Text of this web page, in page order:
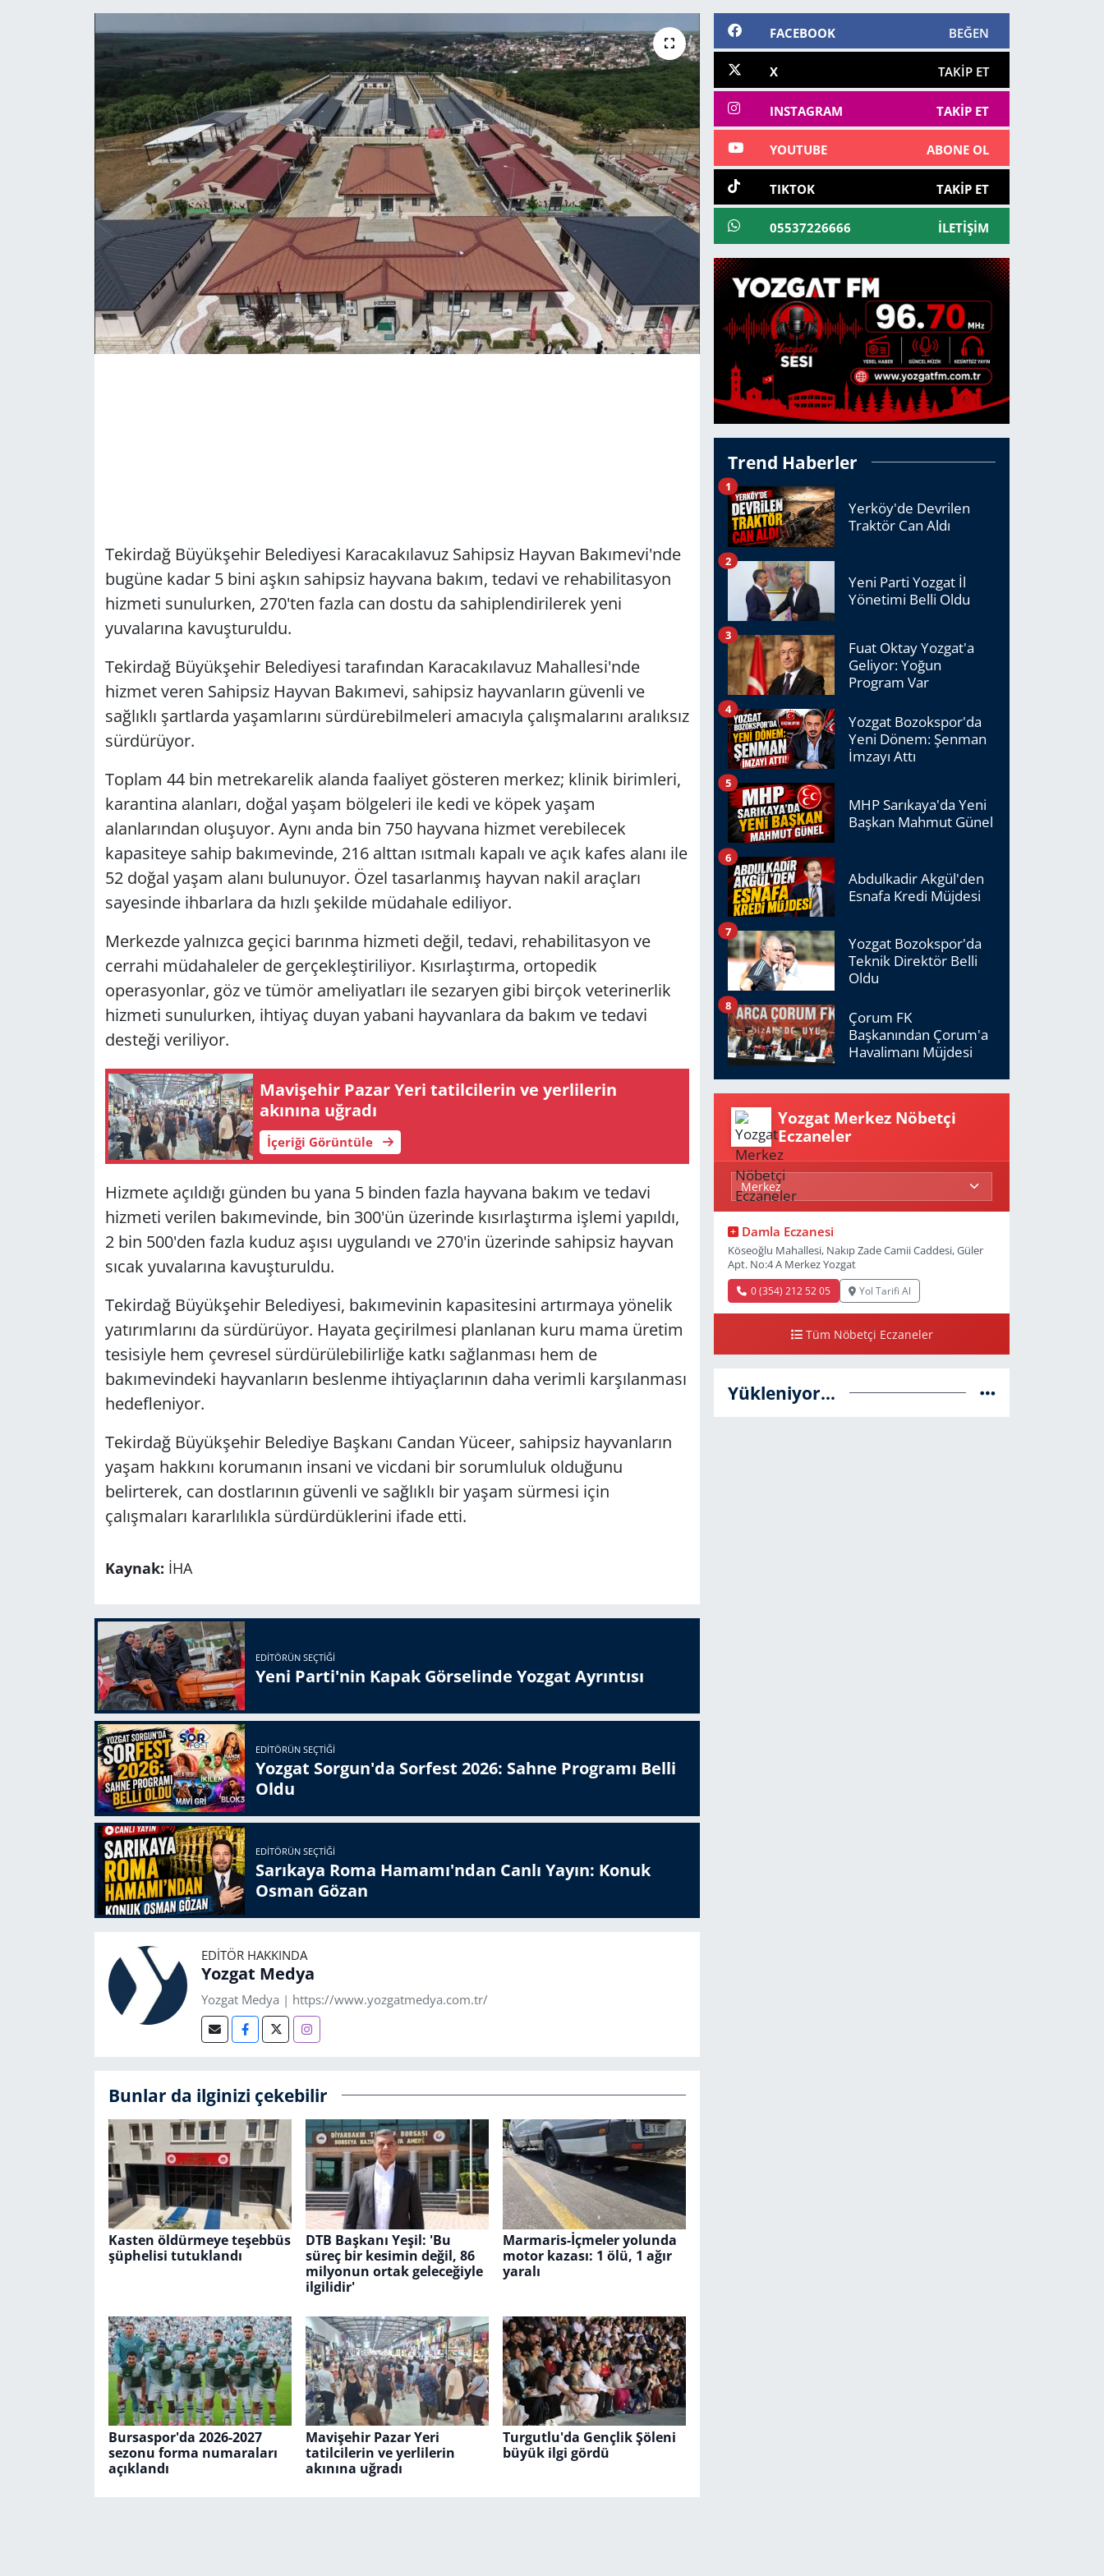
Tekirdağ Büyükşehir Belediyesi Karacakılavuz Sahipsiz Hayvan Bakımevi'nde
bugüne kadar 5 bini aşkın sahipsiz hayvana bakım, tedavi ve rehabilitasyon
hizmeti sunulurken, 270'ten fazla can dostu da sahiplendirilerek yeni
yuvalarına kavuşturuldu.
Tekirdağ Büyükşehir Belediyesi tarafından Karacakılavuz Mahallesi'nde
hizmet veren Sahipsiz Hayvan Bakımevi, sahipsiz hayvanların güvenli ve
sağlıklı şartlarda yaşamlarını sürdürebilmeleri amacıyla çalışmalarını aralıksız
sürdürüyor.
Toplam 44 bin metrekarelik alanda faaliyet gösteren merkez; klinik birimleri,
karantina alanları, doğal yaşam bölgeleri ile kedi ve köpek yaşam
alanlarından oluşuyor. Aynı anda bin 750 hayvana hizmet verebilecek
kapasiteye sahip bakımevinde, 216 alttan ısıtmalı kapalı ve açık kafes alanı ile
52 doğal yaşam alanı bulunuyor. Özel tasarlanmış hayvan nakil araçları
sayesinde ihbarlara da hızlı şekilde müdahale ediliyor.
Merkezde yalnızca geçici barınma hizmeti değil, tedavi, rehabilitasyon ve
cerrahi müdahaleler de gerçekleştiriliyor. Kısırlaştırma, ortopedik
operasyonlar, göz ve tümör ameliyatları ile sezaryen gibi birçok veterinerlik
hizmeti sunulurken, ihtiyaç duyan yabani hayvanlara da bakım ve tedavi
desteği veriliyor.
Mavişehir Pazar Yeri tatilcilerin ve yerlilerin
akınına uğradı
İçeriği Görüntüle
Hizmete açıldığı günden bu yana 5 binden fazla hayvana bakım ve tedavi
hizmeti verilen bakımevinde, bin 300'ün üzerinde kısırlaştırma işlemi yapıldı,
2 bin 500'den fazla kuduz aşısı uygulandı ve 270'in üzerinde sahipsiz hayvan
sıcak yuvalarına kavuşturuldu.
Tekirdağ Büyükşehir Belediyesi, bakımevinin kapasitesini artırmaya yönelik
yatırımlarını da sürdürüyor. Hayata geçirilmesi planlanan kuru mama üretim
tesisiyle hem çevresel sürdürülebilirliğe katkı sağlanması hem de
bakımevindeki hayvanların beslenme ihtiyaçlarının daha verimli karşılanması
hedefleniyor.
Tekirdağ Büyükşehir Belediye Başkanı Candan Yüceer, sahipsiz hayvanların
yaşam hakkını korumanın insani ve vicdani bir sorumluluk olduğunu
belirterek, can dostlarının güvenli ve sağlıklı bir yaşam sürmesi için
çalışmaları kararlılıkla sürdürdüklerini ifade etti.
Kaynak: İHA
EDITÖRÜN SEÇTIĞI
Yeni Parti'nin Kapak Görselinde Yozgat Ayrıntısı
EDITÖRÜN SEÇTIĞI
Yozgat Sorgun'da Sorfest 2026: Sahne Programı Belli
Oldu
EDITÖRÜN SEÇTIĞI
Sarıkaya Roma Hamamı'ndan Canlı Yayın: Konuk
Osman Gözan
EDITÖR HAKKINDA
Yozgat Medya
Yozgat Medya | https://www.yozgatmedya.com.tr/
Bunlar da ilginizi çekebilir
Kasten öldürmeye teşebbüs
şüphelisi tutuklandı
DTB Başkanı Yeşil: 'Bu
süreç bir kesimin değil, 86
milyonun ortak geleceğiyle
ilgilidir'
Marmaris-İçmeler yolunda
motor kazası: 1 ölü, 1 ağır
yaralı
Bursaspor'da 2026-2027
sezonu forma numaraları
açıklandı
Mavişehir Pazar Yeri
tatilcilerin ve yerlilerin
akınına uğradı
Turgutlu'da Gençlik Şöleni
büyük ilgi gördü
FACEBOOK BEĞEN
X TAKIP ET
INSTAGRAM TAKIP ET
YOUTUBE ABONE OL
TIKTOK TAKIP ET
05537226666 İLETIŞIM
Trend Haberler
Yerköy'de Devrilen
Traktör Can Aldı
1
Yeni Parti Yozgat İl
Yönetimi Belli Oldu
2
Fuat Oktay Yozgat'a
Geliyor: Yoğun
Program Var
3
Yozgat Bozokspor'da
Yeni Dönem: Şenman
İmzayı Attı
4
MHP Sarıkaya'da Yeni
Başkan Mahmut Günel
5
Abdulkadir Akgül'den
Esnafa Kredi Müjdesi
6
Yozgat Bozokspor'da
Teknik Direktör Belli
Oldu
7
Çorum FK
Başkanından Çorum'a
Havalimanı Müjdesi
8
Yozgat Merkez Nöbetçi
Eczaneler
Damla Eczanesi
Köseoğlu Mahallesi, Nakıp Zade Camii Caddesi, Güler
Apt. No:4 A Merkez Yozgat
0 (354) 212 52 05 Yol Tarifi Al
Tüm Nöbetçi Eczaneler
Yükleniyor...